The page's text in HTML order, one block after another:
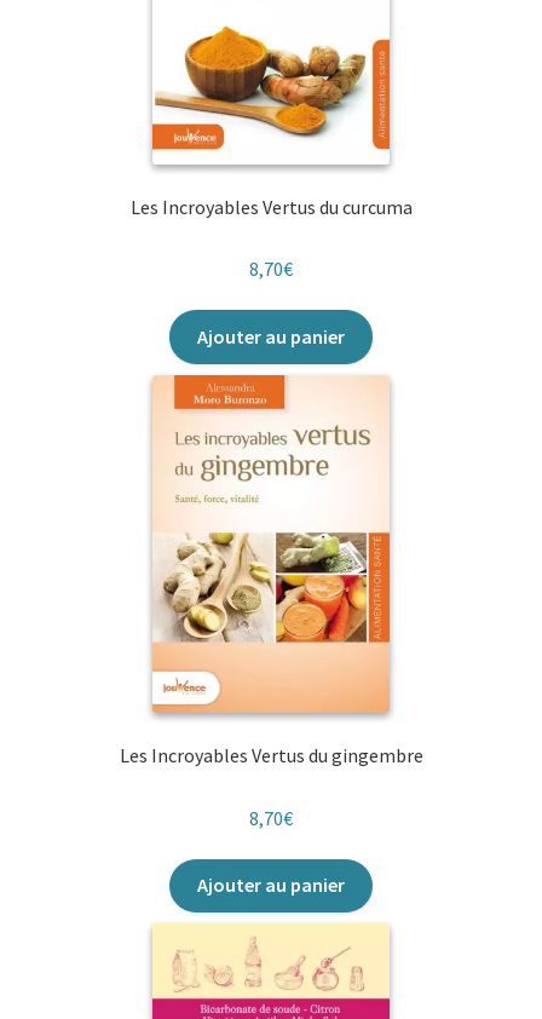
Les Incroyables Vertus du curcuma
8,70€
Ajouter au panier
Les Incroyables Vertus du gingembre
8,70€
Ajouter au panier